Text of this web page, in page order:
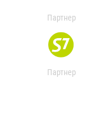
Партнер
Партнер